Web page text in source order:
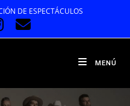
DE ESPECTÁCULOS
MENÚ